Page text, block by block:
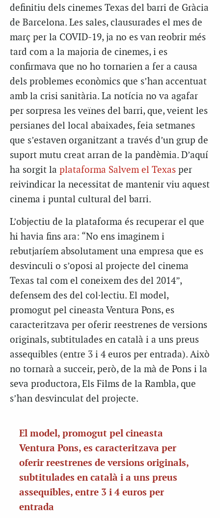
definitiu dels cinemes Texas del barri de Gràcia
de Barcelona. Les sales, clausurades el mes de
març per la COVID-19, ja no es van reobrir més
tard com a la majoria de cinemes, i es
confirmava que no ho tornarien a fer a causa
dels problemes econòmics que s’han accentuat
amb la crisi sanitària. La notícia no va agafar
per sorpresa les veïnes del barri, que, veient les
persianes del local abaixades, feia setmanes
que s’estaven organitzant a través d’un grup de
suport mutu creat arran de la pandèmia. D’aquí
ha sorgit la plataforma Salvem el Texas per
reivindicar la necessitat de mantenir viu aquest
cinema i puntal cultural del barri.
L’objectiu de la plataforma és recuperar el que
hi havia fins ara: “No ens imaginem i
rebutjaríem absolutament una empresa que es
desvinculi o s’oposi al projecte del cinema
Texas tal com el coneixem des del 2014”,
defensem des del col·lectiu. El model,
promogut pel cineasta Ventura Pons, es
caracteritzava per oferir reestrenes de versions
originals, subtitulades en català i a uns preus
assequibles (entre 3 i 4 euros per entrada). Això
no tornarà a succeir, però, de la mà de Pons i la
seva productora, Els Films de la Rambla, que
s’han desvinculat del projecte.
El model, promogut pel cineasta
Ventura Pons, es caracteritzava per
oferir reestrenes de versions originals,
subtitulades en català i a uns preus
assequibles, entre 3 i 4 euros per
entrada